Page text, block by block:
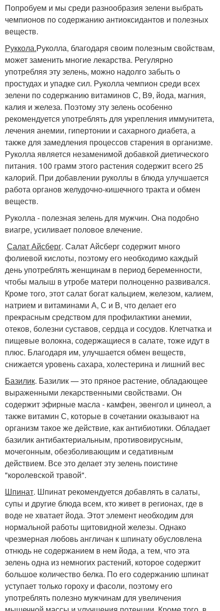
Попробуем и мы среди разнообразия зелени выбрать
чемпионов по содержанию антиоксидантов и полезных
веществ.
Руккола.Руколла, благодаря своим полезным свойствам,
может заменить многие лекарства. Регулярно
употребляя эту зелень, можно надолго забыть о
простудах и упадке сил. Руколла чемпион среди всех
зелени по содержанию витаминов С, В9, йода, магния,
калия и железа. Поэтому эту зелень особенно
рекомендуется употреблять для укрепления иммунитета,
лечения анемии, гипертонии и сахарного диабета, а
также для замедления процессов старения в организме.
Руколла является незаменимой добавкой диетического
питания. 100 грамм этого растения содержит всего 25
калорий. При добавлении руколлы в блюда улучшается
работа органов желудочно-кишечного тракта и обмен
веществ.
Руколла - полезная зелень для мужчин. Она подобно
виагре, усиливает половое влечение.
Салат Айсберг. Салат Айсберг содержит много
фолиевой кислоты, поэтому его необходимо каждый
день употреблять женщинам в период беременности,
чтобы малыш в утробе матери полноценно развивался.
Кроме того, этот салат богат кальцием, железом, калием,
натрием и витаминами А, С и В, что делает его
прекрасным средством для профилактики анемии,
отеков, болезни суставов, сердца и сосудов. Клетчатка и
пищевые волокна, содержащиеся в салате, тоже идут в
плюс. Благодаря им, улучшается обмен веществ,
снижается уровень сахара, холестерина и лишний вес
Базилик. Базилик — это пряное растение, обладающее
выраженными лекарственными свойствами. Он
содержит эфирные масла - камфен, эвенгол и цинеол, а
также витамин С, которые в сочетании оказывают на
организм такое же действие, как антибиотики. Обладает
базилик антибактериальным, противовирусным,
мочегонным, обезболивающим и седативным
действием. Все это делает эту зелень поистине
"королевской травой".
Шпинат. Шпинат рекомендуется добавлять в салаты,
супы и другие блюда всем, кто живет в регионах, где в
воде не хватает йода. Этот элемент необходим для
нормальной работы щитовидной железы. Однако
чрезмерная любовь англичан к шпинату обусловлена
отнюдь не содержанием в нем йода, а тем, что эта
зелень одна из немногих растений, которое содержит
большое количество белка. По его содержанию шпинат
уступает только гороху и фасоли, поэтому его
употреблять полезно мужчинам для увеличения